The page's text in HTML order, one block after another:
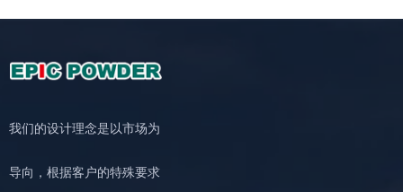
我们的设计理念是以市场为
导向，根据客户的特殊要求